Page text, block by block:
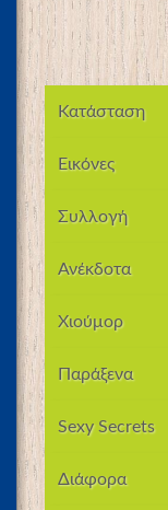
Κατάσταση
Εικόνες
Συλλογή
Ανέκδοτα
Χιούμορ
Παράξενα
Sexy Secrets
Διάφορα